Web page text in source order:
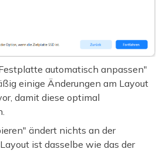
automatisch anpassen"
einige Änderungen am Layout
damit diese optimal
ändert nichts an der
ist dasselbe wie das der